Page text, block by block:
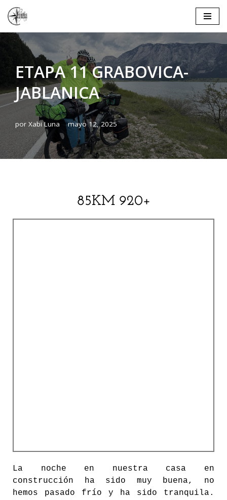
Saltar
contenido
ETAPA 11 GRABOVICA-
JABLANICA
por Xabi Luna mayo 12, 2025
85KM 920+
La noche en nuestra casa en
construcción ha sido muy buena, no
hemos pasado frío y ha sido tranquila.